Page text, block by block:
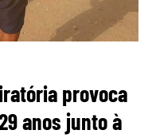
provoca
anos junto à